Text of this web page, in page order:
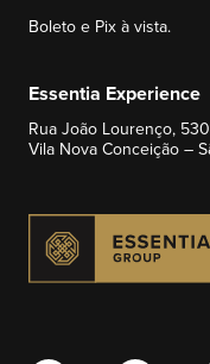
Boleto e Pix à vista.
Essentia Experience
Rua João Lourenço, 530
Vila Nova Conceição –